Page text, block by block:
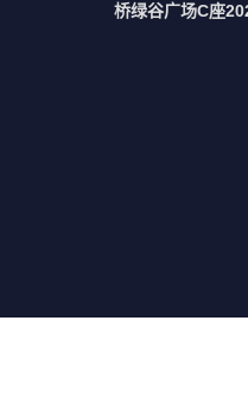
桥绿谷广场C座